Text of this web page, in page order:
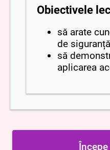
Obiectivele
să arate
de siguranță
să
aplicarea